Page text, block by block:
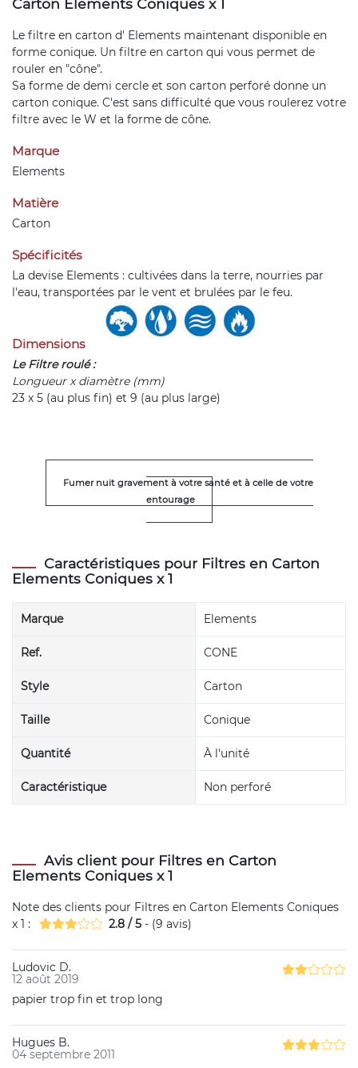
Carton Elements Coniques x 1
Le filtre en carton d' Elements maintenant disponible en
forme conique. Un filtre en carton qui vous permet de
rouler en "cône".
Sa forme de demi cercle et son carton perforé donne un
carton conique. C'est sans difficulté que vous roulerez votre
filtre avec le W et la forme de cône.
Marque
Elements
Matière
Carton
Spécificités
La devise Elements : cultivées dans la terre, nourries par
l'eau, transportées par le vent et brulées par le feu.
Dimensions
Le Filtre roulé :
Longueur x diamètre (mm)
23 x 5 (au plus fin) et 9 (au plus large)
Fumer nuit gravement à votre santé et à celle de votre
entourage
Caractéristiques pour Filtres en Carton
Elements Coniques x 1
Marque Elements
Ref. CONE
Style Carton
Taille Conique
Quantité À l'unité
Caractéristique Non perforé
Avis client pour Filtres en Carton
Elements Coniques x 1
Note des clients pour Filtres en Carton Elements Coniques
x 1 : 2.8 /5 - (9 avis)
Ludovic D.
12 août 2019
papier trop fin et trop long
Hugues B.
04 septembre 2011